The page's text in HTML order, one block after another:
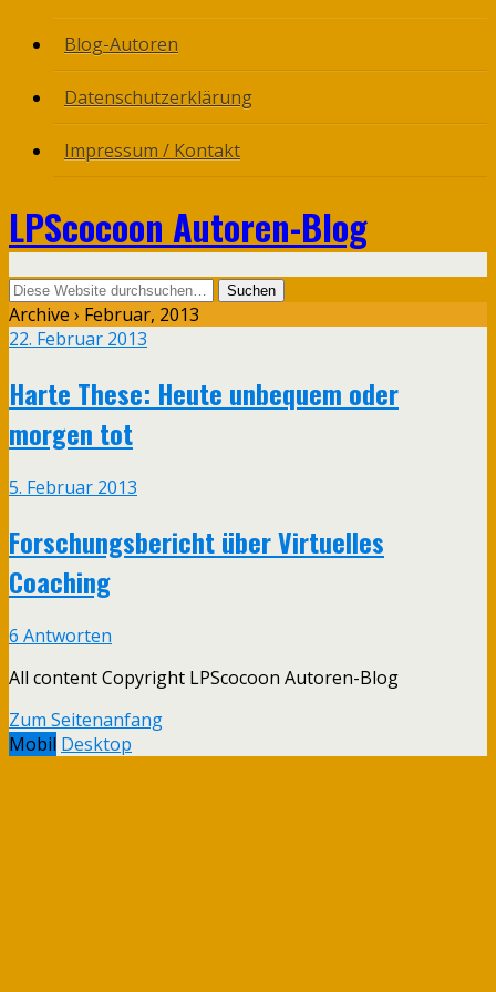
Blog-Autoren
Datenschutzerklärung
Impressum / Kontakt
LPScocoon Autoren-Blog
Archive › Februar, 2013
22. Februar 2013
Harte These: Heute unbequem oder
morgen tot
5. Februar 2013
Forschungsbericht über Virtuelles
Coaching
6 Antworten
All content Copyright LPScocoon Autoren-Blog
Zum Seitenanfang
Mobil Desktop